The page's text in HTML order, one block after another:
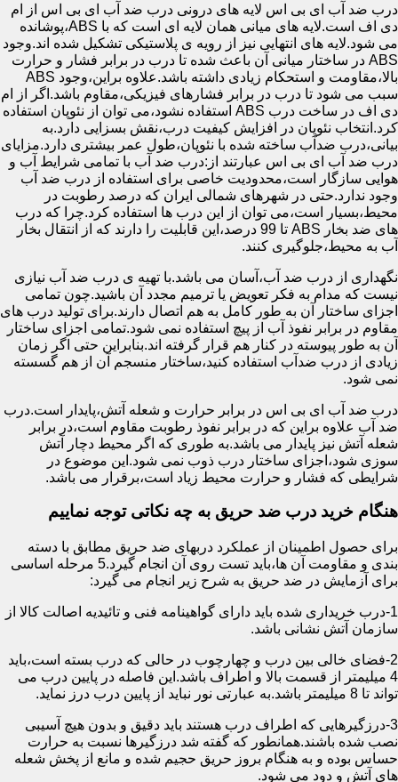
درب ضد آب ای بی اس لایه های درونی درب ضد آب ای بی اس از ام
دی اف است.لایه های میانی همان لایه ای است که با ABS،پوشانده
می شود.لایه های انتهایی نیز از رویه ی پلاستیکی تشکیل شده اند.وجود
ABS در ساختار میانی آن باعث شده تا درب در برابر فشار و حرارت
بالا،مقاومت و استحکام زیادی داشته باشد.علاوه براین،وجود ABS
سبب می شود تا درب در برابر فشارهای فیزیکی،مقاوم باشد.اگر از ام
دی اف در ساخت درب ABS استفاده نشود،می توان از نئوپان استفاده
کرد.انتخاب نئوپان در افزایش کیفیت درب،نقش بسزایی دارد.به
بیانی،درب ضدآب ساخته شده با نئوپان،طول عمر بیشتری دارد.مزایای
درب ضد آب ای بی اس عبارتند از:درب ضد آب با تمامی شرایط آب و
هوایی سازگار است،محدودیت خاصی برای استفاده از درب ضد آب
وجود ندارد.حتی در شهرهای شمالی ایران که درصد رطوبت در
محیط،بسیار است،می توان از این درب ها استفاده کرد.چرا که درب
های ضد بخار ABS تا 99 درصد،این قابلیت را دارند که از انتقال بخار
آب به محیط،جلوگیری کنند.
نگهداری از درب ضد آب،آسان می باشد.با تهیه ی درب ضد آب نیازی
نیست که مدام به فکر تعویض یا ترمیم مجدد آن باشید.چون تمامی
اجزای ساختار آن به طور کامل به هم اتصال دارند.برای تولید درب های
مقاوم در برابر نفوذ آب از پیچ استفاده نمی شود.تمامی اجزای ساختار
آن به طور پیوسته در کنار هم قرار گرفته اند.بنابراین حتی اگر زمان
زیادی از درب ضدآب استفاده کنید،ساختار منسجم آن از هم گسسته
نمی شود.
درب ضد آب ای بی اس در برابر حرارت و شعله آتش،پایدار است.درب
ضد آب علاوه براین که در برابر نفوذ رطوبت مقاوم است،در برابر
شعله آتش نیز پایدار می باشد.به طوری که اگر محیط دچار آتش
سوزی شود،اجزای ساختار درب ذوب نمی شود.این موضوع در
شرایطی که فشار و حرارت محیط زیاد است،برقرار می باشد.
هنگام خرید درب ضد حریق به چه نکاتی توجه نماییم
برای حصول اطمینان از عملکرد دربهای ضد حریق مطابق با دسته
بندی و مقاومت آن ها،باید تست روی آن انجام گیرد.5 مرحله اساسی
برای آزمایش در ضد حریق به شرح زیر انجام می گیرد:
1-درب خریداری شده باید دارای گواهینامه فنی و تائیدیه اصالت کالا از
سازمان آتش نشانی باشد.
2-فضای خالی بین درب و چهارچوب در حالی که درب بسته است،باید
4 میلیمتر از قسمت بالا و اطراف باشد.این فاصله در پایین درب می
تواند تا 8 میلیمتر باشد.به عبارتی نور نباید از پایین درب درز نماید.
3-درزگیرهایی که اطراف درب هستند باید دقیق و بدون هیچ آسیبی
نصب شده باشند.همانطور که گفته شد درزگیرها نسبت به حرارت
حساس بوده و به هنگام بروز حریق حجیم شده و مانع از پخش شعله
های آتش و دود می شود.